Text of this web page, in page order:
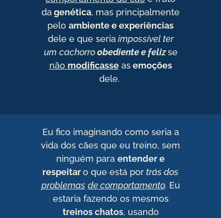
da genética, mas principalmente
pelo ambiente e experiências
dele e que seria impossívelter
um cachorroobediente e feliz se
não modificasseasemoções
dele.
Eu fico imaginando como seria a
vida dos cães que eu treino, sem
ninguém para entender e
respeitaro que está por trás dos
problemas de comportamento. Eu
estaria fazendo os mesmos
treinos chatos, usando